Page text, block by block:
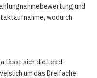
und
wodurch
lässt sich die Lead-
um das Dreifache